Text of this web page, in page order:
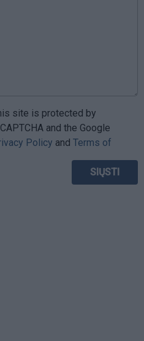
site is protected by
and the Google
Policy and Terms of